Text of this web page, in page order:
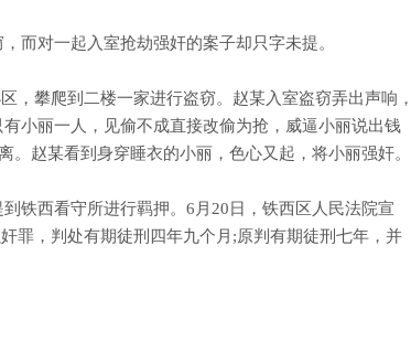
对一起入室抢劫强奸的案子却只字未提。
攀爬到二楼一家进行盗窃。赵某入室盗窃弄出声响，
小丽一人，见偷不成直接改偷为抢，威逼小丽说出钱
赵某看到身穿睡衣的小丽，色心又起，将小丽强奸。
西看守所进行羁押。6月20日，铁西区人民法院宣
罪，判处有期徒刑四年九个月;原判有期徒刑七年，并